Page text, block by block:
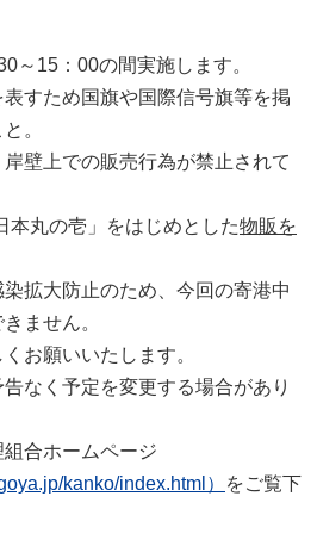
～15：00の間実施します。
すため国旗や国際信号旗等を掲
。
壁上での販売行為が禁止されて
丸の壱」をはじめとした物販を
拡大防止のため、今回の寄港中
ません。
お願いいたします。
なく予定を変更する場合があり
合ホームページ
kanko/index.html）
をご覧下